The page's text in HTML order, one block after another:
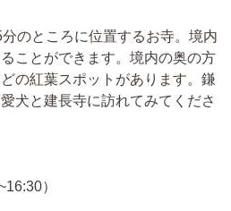
のところに位置するお寺。境内
ことができます。境内の奥の方
の紅葉スポットがあります。鎌
犬と建長寺に訪れてみてくださ
）